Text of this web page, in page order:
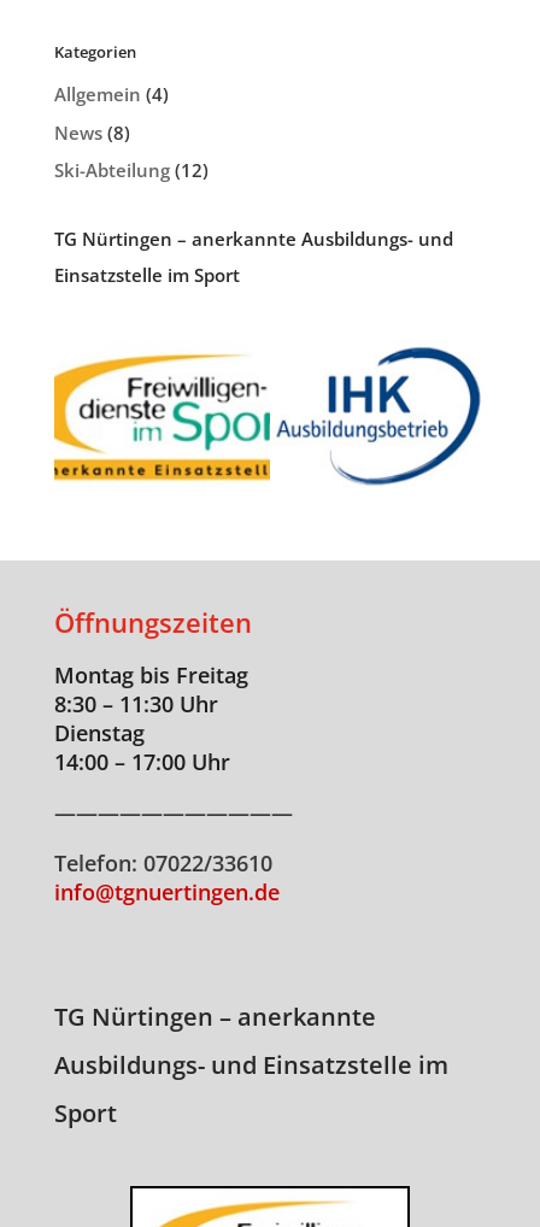
Kategorien
Allgemein (4)
News(8)
Ski-Abteilung(12)
TG Nürtingen – anerkannte Ausbildungs- und
Einsatzstelle im Sport
Öffnungszeiten
Montag bis Freitag
8:30 – 11:30 Uhr
Dienstag
14:00 – 17:00 Uhr
———————————
Telefon: 07022/33610
info@tgnuertingen.de
TG Nürtingen – anerkannte
Ausbildungs- und Einsatzstelle im
Sport